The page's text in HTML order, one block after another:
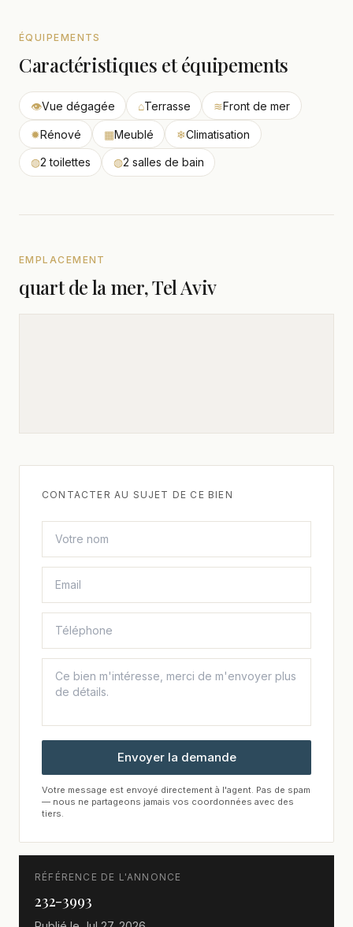
ÉQUIPEMENTS
Caractéristiques et équipements
👁Vue dégagée ⌂Terrasse ≋Front de mer
✹Rénové ▦Meublé ❄Climatisation
◍2 toilettes ◍2 salles de bain
EMPLACEMENT
quart de la mer, Tel Aviv
CONTACTER AU SUJET DE CE BIEN
Envoyer la demande
Votre message est envoyé directement à l'agent. Pas de spam
— nous ne partageons jamais vos coordonnées avec des
tiers.
RÉFÉRENCE DE L'ANNONCE
232-3993